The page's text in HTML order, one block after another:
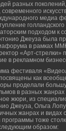
разных
медиа
голландского
подходом к
Джеуза была
в рамках
«Арт-стрелки»
в рекламном
фестиваля
как
проделали
в разных жанрах
жюри, из
Джеуза, Ольга
жанрах и видах
тоже
образом: